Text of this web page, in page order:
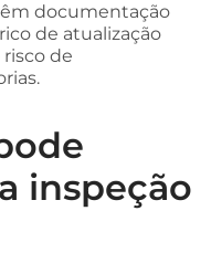
documentação
de atualização
de
inspeção